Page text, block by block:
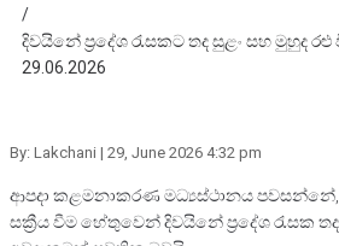
/
දිවයිනේ ප්‍රදේශ රැසකට තද සුළං සහ මුහුද
29.06.2026
By: Lakchani | 29, June 2026 4:32 pm
ආපදා කළමනාකරණ මධ්‍යස්ථානය
සක්‍රීය වීම හේතුවෙන් දිවයිනේ ප්‍රදේශ රැසක